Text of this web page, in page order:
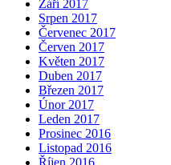
Září 2017
Srpen 2017
Červenec 2017
Červen 2017
Květen 2017
Duben 2017
Březen 2017
Únor 2017
Leden 2017
Prosinec 2016
Listopad 2016
Říjen 2016